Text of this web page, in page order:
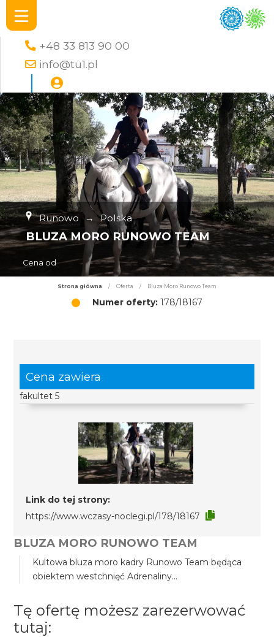
+48 33 813 90 00
info@tu1.pl
Runowo → Polska
BLUZA MORO RUNOWO TEAM
Cena od
Strona główna / Oferta / Bluza Moro Runowo Team
Numer oferty: 178/18167
Cena zawiera
fakultet 5
Link do tej strony:
https://www.wczasy-noclegi.pl/178/18167
BLUZA MORO RUNOWO TEAM
Kultowa bluza moro kadry Runowo Team będąca
obiektem westchnięć Adrenaliny...
Tę ofertę możesz zarezerwować
tutaj: